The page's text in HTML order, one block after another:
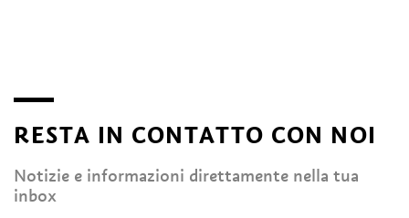
RESTA IN CONTATTO CON NOI
Notizie e informazioni direttamente nella tua
inbox